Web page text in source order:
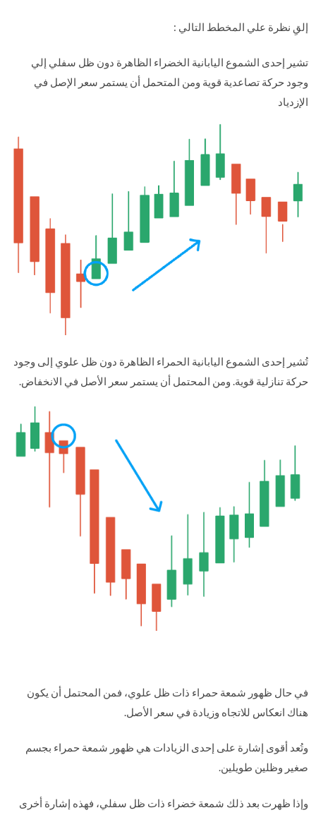
إلقِ نظرة علي المخطط التالي :
تشير إحدى الشموع اليابانية الخضراء الظاهرة دون ظل سفلي إلي
وجود حركة تصاعدية قوية ومن المتحمل أن يستمر سعر الإصل في
الإزدياد
تُشير إحدى الشموع اليابانية الحمراء الظاهرة دون ظل علوي إلى وجود
حركة تنازلية قوية. ومن المحتمل أن يستمر سعر الأصل في الانخفاض.
في حال ظهور شمعة حمراء ذات ظل علوي، فمن المحتمل أن يكون
هناك انعكاس للاتجاه وزيادة في سعر الأصل.
وتُعد أقوى إشارة على إحدى الزيادات هي ظهور شمعة حمراء بجسم
صغير وظلين طويلين.
وإذا ظهرت بعد ذلك شمعة خضراء ذات ظل سفلي، فهذه إشارة أخرى